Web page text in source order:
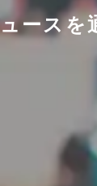
ースを